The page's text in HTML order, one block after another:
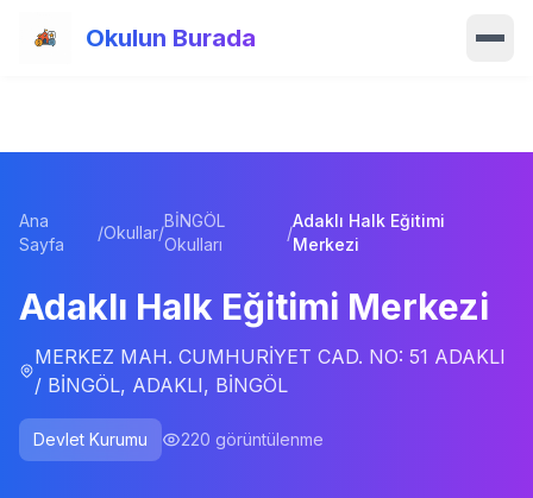
Okulun Burada
Okullar
Haberler
Blog
Hakkımızda
Ana
Sayfa
/Okullar/
BİNGÖL
Okulları
/
Adaklı Halk Eğitimi
Merkezi
Adaklı Halk Eğitimi Merkezi
MERKEZ MAH. CUMHURİYET CAD. NO: 51 ADAKLI
/ BİNGÖL, ADAKLI, BİNGÖL
Devlet Kurumu 220 görüntülenme